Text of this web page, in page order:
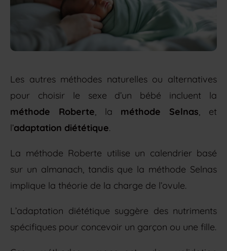
Les autres méthodes naturelles ou alternatives
pour choisir le sexe d’un bébé incluent la
méthode Roberte, la méthode Selnas, et
l’adaptation diététique.
La méthode Roberte utilise un calendrier basé
sur un almanach, tandis que la méthode Selnas
implique la théorie de la charge de l’ovule.
L’adaptation diététique suggère des nutriments
spécifiques pour concevoir un garçon ou une fille.